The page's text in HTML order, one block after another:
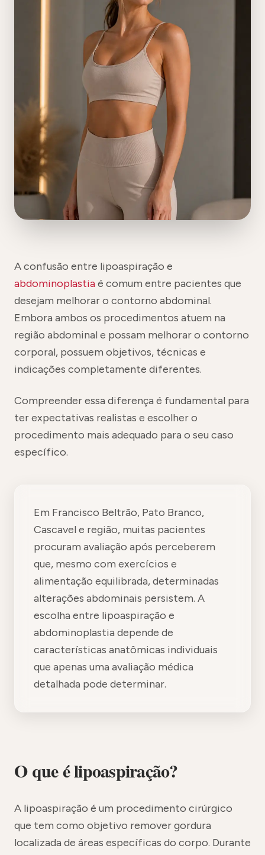
A confusão entre lipoaspiração e
abdominoplastiaé comum entre pacientes que
desejam melhorar o contorno abdominal.
Embora ambos os procedimentos atuem na
região abdominal e possam melhorar o contorno
corporal, possuem objetivos, técnicas e
indicações completamente diferentes.
Compreender essa diferença é fundamental para
ter expectativas realistas e escolher o
procedimento mais adequado para o seu caso
específico.
Em Francisco Beltrão, Pato Branco,
Cascavel e região, muitas pacientes
procuram avaliação após perceberem
que, mesmo com exercícios e
alimentação equilibrada, determinadas
alterações abdominais persistem. A
escolha entre lipoaspiração e
abdominoplastia depende de
características anatômicas individuais
que apenas uma avaliação médica
detalhada pode determinar.
O que é lipoaspiração?
A lipoaspiração é um procedimento cirúrgico
que tem como objetivo remover gordura
localizada de áreas específicas do corpo. Durante